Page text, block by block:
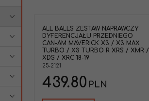
ALL BALLS ZESTAW NAPRAWCZY
DYFERENCJAŁU PRZEDNIEGO
CAN-AM MAVERICK X3 / X3 MAX
TURBO / X3 TURBO R XRS / XMR /
XDS / XRC 18-19
25-2121
439.80 PLN